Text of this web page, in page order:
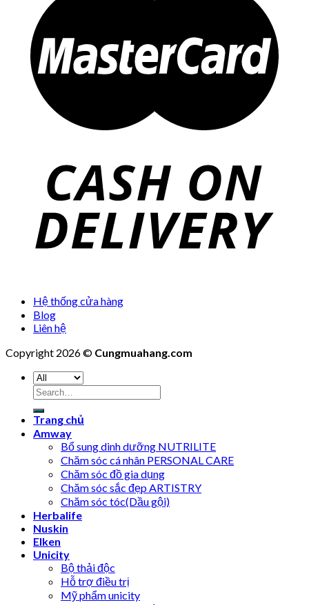
Hệ thống cửa hàng
Blog
Liên hệ
Copyright 2026 © Cungmuahang.com
Search
for:
Trang chủ
Amway
Bổ sung dinh dưỡng NUTRILITE
Chăm sóc cá nhân PERSONAL CARE
Chăm sóc đồ gia dụng
Chăm sóc sắc đẹp ARTISTRY
Chăm sóc tóc(Dầu gội)
Herbalife
Nuskin
Elken
Unicity
Bộ thải độc
Hỗ trợ điều trị
Mỹ phẩm unicity